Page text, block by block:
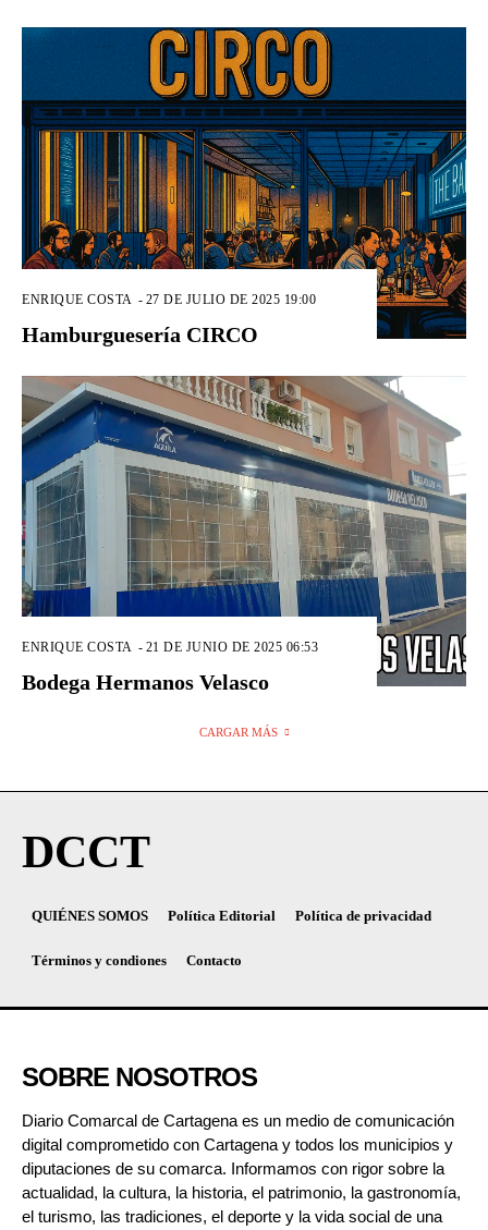
ENRIQUE COSTA - 27 DE JULIO DE 2025 19:00
Hamburguesería CIRCO
ENRIQUE COSTA - 21 DE JUNIO DE 2025 06:53
Bodega Hermanos Velasco
CARGAR MÁS
DCCT
QUIÉNES SOMOS Política Editorial Política de privacidad
Términos y condiones Contacto
SOBRE NOSOTROS
Diario Comarcal de Cartagena es un medio de comunicación
digital comprometido con Cartagena y todos los municipios y
diputaciones de su comarca. Informamos con rigor sobre la
actualidad, la cultura, la historia, el patrimonio, la gastronomía,
el turismo, las tradiciones, el deporte y la vida social de una